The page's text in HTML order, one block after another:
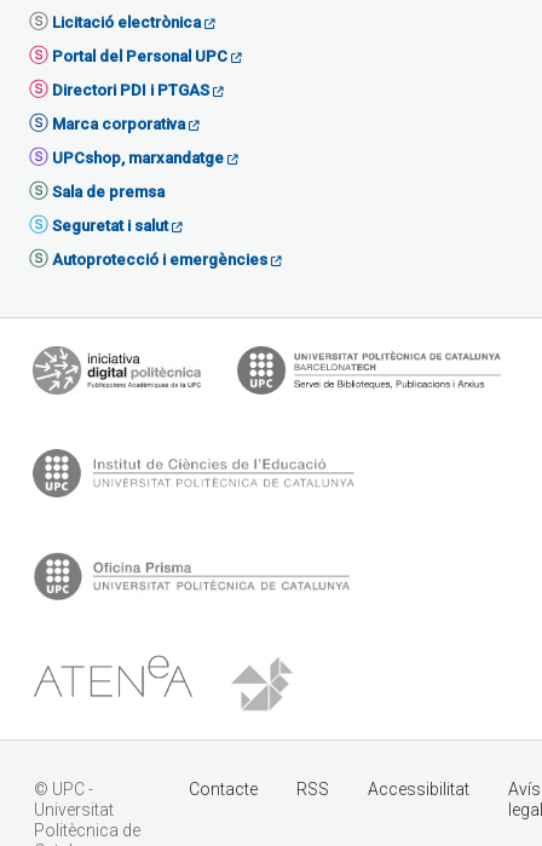
Licitació electrònica
Portal del Personal UPC
Directori PDI i PTGAS
Marca corporativa
UPCshop, marxandatge
Sala de premsa
Seguretat i salut
Autoprotecció i emergències
© UPC -
Universitat
Politècnica de
Contacte RSS Accessibilitat
Avís
legal